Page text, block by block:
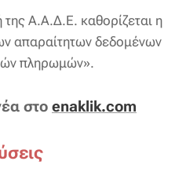
Α.Α.Δ.Ε. καθορίζεται η
απαραίτητων δεδομένων
πληρωμών».
στο enaklik.com